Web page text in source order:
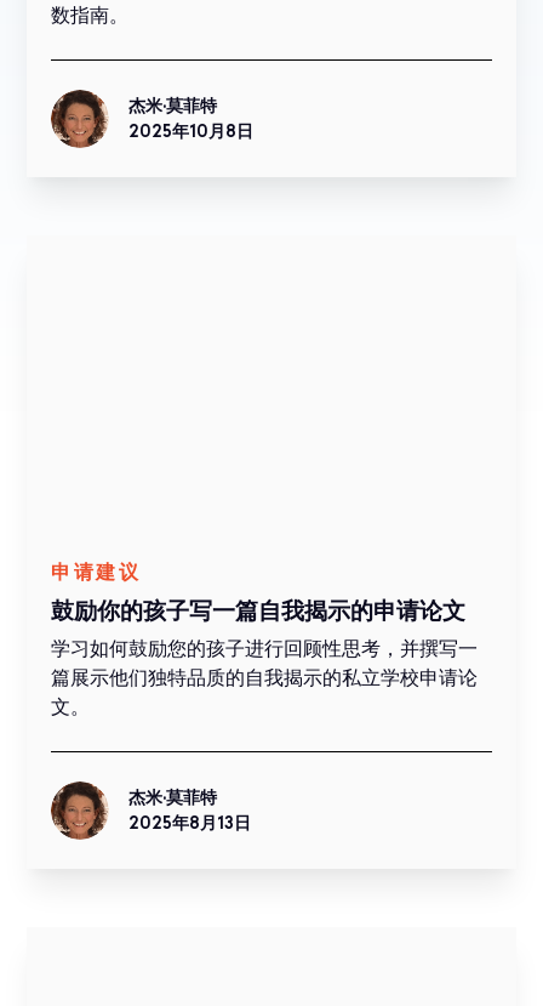
数指南。
杰米·莫菲特
2025年10月8日
申请建议
鼓励你的孩子写一篇自我揭示的申请论文
学习如何鼓励您的孩子进行回顾性思考，并撰写一
篇展示他们独特品质的自我揭示的私立学校申请论
文。
杰米·莫菲特
2025年8月13日